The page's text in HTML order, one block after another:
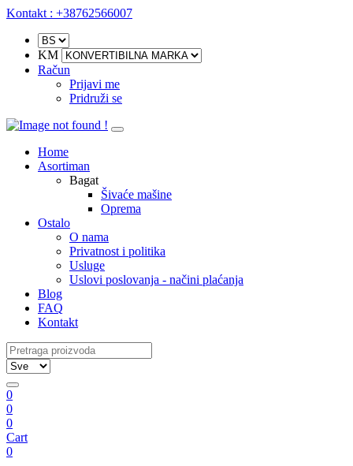
Kontakt : +38762566007
KM
Račun
Prijavi me
Pridruži se
Home
Asortiman
Bagat
Šivaće mašine
Oprema
Ostalo
O nama
Privatnost i politika
Usluge
Uslovi poslovanja - načini plaćanja
Blog
FAQ
Kontakt
0
0
0
Cart
0